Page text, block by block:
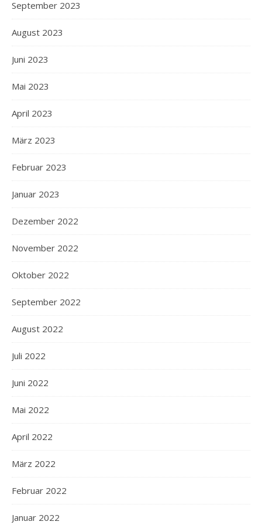
September 2023
August 2023
Juni 2023
Mai 2023
April 2023
März 2023
Februar 2023
Januar 2023
Dezember 2022
November 2022
Oktober 2022
September 2022
August 2022
Juli 2022
Juni 2022
Mai 2022
April 2022
März 2022
Februar 2022
Januar 2022